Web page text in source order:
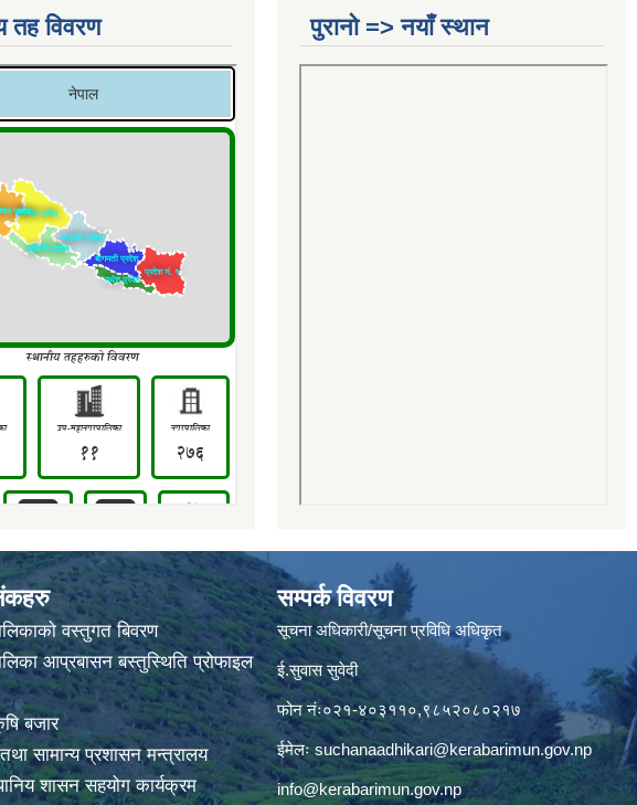
तह विवरण पुरानो => नयाँ स्थान
वस्तुगत बिवरण
आप्रबासन बस्तुस्थिति प्रोफाइल
बजार
सामान्य प्रशासन मन्त्रालय
शासन सहयोग कार्यक्रम
सम्पर्क विवरण
सूचना अधिकारी/सूचना प्रविधि अधिकृत
ई.सुवास सुवेदी
फोन नंः०२१-४०३११०,९८५२०८०२१७
ईमेलःsuchanaadhikari@kerabarimun.gov.np
info@kerabarimun.gov.np